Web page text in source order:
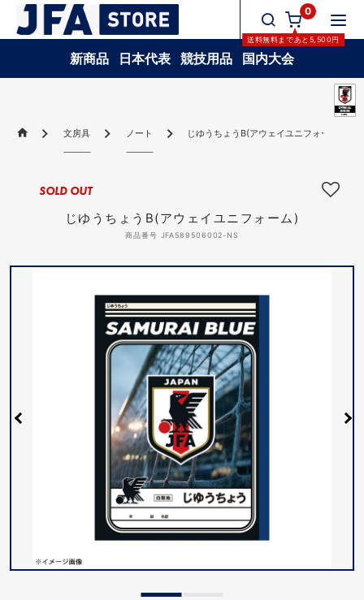
0
送料無料まであと 5,500円
新商品 日本代表 競技用品 国内大会
文房具 ノート じゆうちょうB(アウェイユニフォーム)
じゆうちょうB(アウェイユニフォーム)
商品番号 JFA589506002-NS
SOLD OUT